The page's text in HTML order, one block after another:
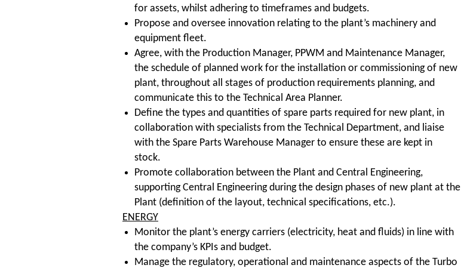
for assets, whilst adhering to timeframes and budgets.
Propose and oversee innovation relating to the plant’s machinery and
equipment fleet.
Agree, with the Production Manager, PPWM and Maintenance Manager,
the schedule of planned work for the installation or commissioning of new
plant, throughout all stages of production requirements planning, and
communicate this to the Technical Area Planner.
Define the types and quantities of spare parts required for new plant, in
collaboration with specialists from the Technical Department, and liaise
with the Spare Parts Warehouse Manager to ensure these are kept in
stock.
Promote collaboration between the Plant and Central Engineering,
supporting Central Engineering during the design phases of new plant at the
Plant (definition of the layout, technical specifications, etc.).
ENERGY
Monitor the plant’s energy carriers (electricity, heat and fluids) in line with
the company’s KPIs and budget.
Manage the regulatory, operational and maintenance aspects of the Turbo